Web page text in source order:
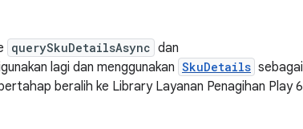
querySkuDetailsAsync dan
lagi dan menggunakan SkuDetails sebagai
beralih ke Library Layanan Penagihan Play 6